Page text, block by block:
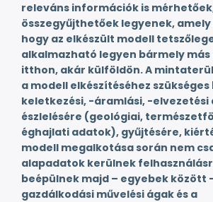
releváns információk is
összegyűjthetőek legyenek,
hogy az elkészült modell
alkalmazható legyen bármely
itthon, akár külföldön. A
a modell elkészítéséhez
keletkezési, -áramlási, -elvezetési
észlelésére (geológiai,
éghajlati adatok), gyűjtésére,
modell megalkotása során nem
alapadatok kerülnek
beépülnek majd – egyebek között
gazdálkodási művelési ágak és a